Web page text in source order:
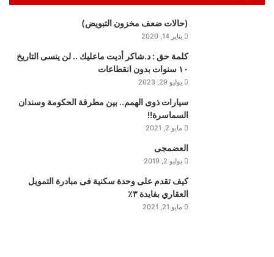
(حالات ضعف مخزون التبويض)
يناير 14, 2020
كلمة حق : د.شاكر أديت ماعليك .. لن ينسى التاريخ
١٠ سنوات بدون انقطاعات
يوليو 29, 2023
سيارات ذوى الهمم.. بين مطرقة الحكومة وسندان
السماسرة!!
مايو 2, 2021
العضمجى
يوليو 2, 2019
كيف تقدم على وحدة سكنية فى مبادرة التمويل
العقاري بفايدة ٣٪
مايو 21, 2021